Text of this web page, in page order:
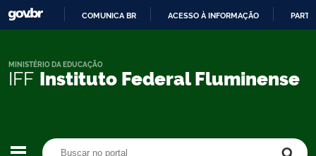
CONTEÚDO
COMUNICA BR ACESSO À INFORMAÇÃO
IFF Instituto Federal Fluminense
MINISTÉRIO DA EDUCAÇÃO